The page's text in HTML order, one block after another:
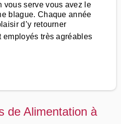
vous serve vous avez le
blague. Chaque année
d’y retourner
très agréables
de Alimentation à